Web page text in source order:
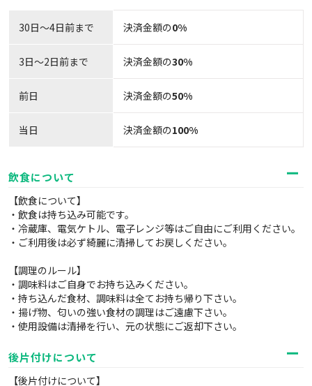
30日〜4日前まで 決済金額の0%
3日～2日前まで 決済金額の30%
前日 決済金額の50%
当日 決済金額の100%
飲食について
【飲食について】
・飲食は持ち込み可能です。
・冷蔵庫、電気ケトル、電子レンジ等はご自由にご利用ください。
・ご利用後は必ず綺麗に清掃してお戻しください。
【調理のルール】
・調味料はご自身でお持ち込みください。
・持ち込んだ食材、調味料は全てお持ち帰り下さい。
・揚げ物、匂いの強い食材の調理はご遠慮下さい。
・使用設備は清掃を行い、元の状態にご返却下さい。
後片付けについて
【後片付けについて】